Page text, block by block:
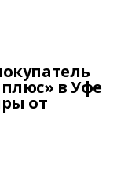
в Уфе
от